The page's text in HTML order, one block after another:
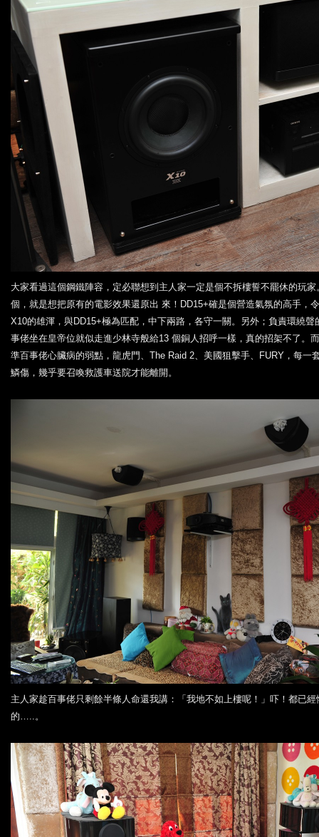
大家看過這個鋼鐵陣容，定必聯想到主人家一定是個不拆樓誓不罷休的玩
個，就是想把原有的電影效果還原出 來！DD15+確是個營造氣氛的高手，
X10的雄渾，與DD15+極為匹配，中下兩路，各守一關。另外；負責環繞
事佬坐在皇帝位就似走進少林寺般給13 個銅人招呼一樣，真的招架不了。
準百事佬心臟病的弱點，龍虎門、The Raid 2、美國狙擊手、FURY，每一
鱗傷，幾乎要召喚救護車送院才能離開。
主人家趁百事佬只剩餘半條人命還我講：「我地不如上樓呢！」吓！都已
的…..。